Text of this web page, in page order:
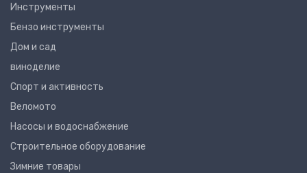
Инструменты
Бензо инструменты
Дом и сад
виноделие
Спорт и активность
Веломото
Насосы и водоснабжение
Строительное оборудование
Зимние товары